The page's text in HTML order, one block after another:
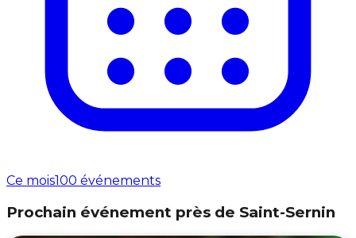
Ce mois100 événements
Prochain événement près de Saint-Sernin